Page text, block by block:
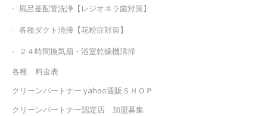
風呂釜配管洗浄【レジオネラ菌対策】
各種ダクト清掃【花粉症対策】
２４時間換気扇・浴室乾燥機清掃
各種 料金表
クリーンパートナー yahoo通販ＳＨＯＰ
クリーンパートナー認定店 加盟募集